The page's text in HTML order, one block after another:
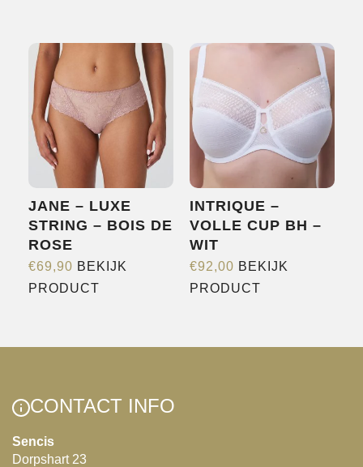
JANE – LUXE
STRING – BOIS DE
ROSE
€69,90 BEKIJK
PRODUCT
meerdere
Deze
optie
INTRIQUE –
VOLLE CUP BH –
WIT
€92,00 BEKIJK
PRODUCT
meerdere
CONTACT INFO
Sencis
Dorpshart 23